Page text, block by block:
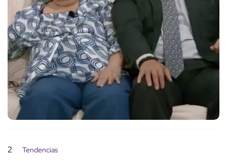
2 Tendencias